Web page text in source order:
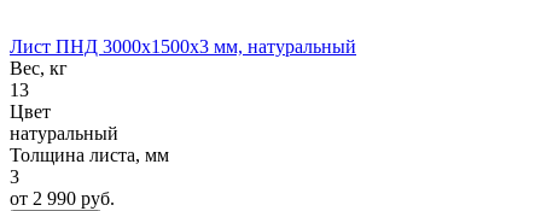
Лист ПНД 3000x1500x3 мм, натуральный
Вес, кг
13
Цвет
натуральный
Толщина листа, мм
3
от 2 990 руб.